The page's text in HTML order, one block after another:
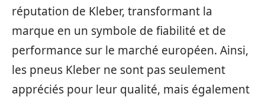
réputation de Kleber, transformant la
marque en un symbole de fiabilité et de
performance sur le marché européen. Ainsi,
les pneus Kleber ne sont pas seulement
appréciés pour leur qualité, mais également